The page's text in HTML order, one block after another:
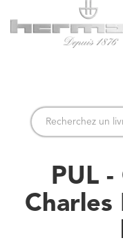
PUL
Charles